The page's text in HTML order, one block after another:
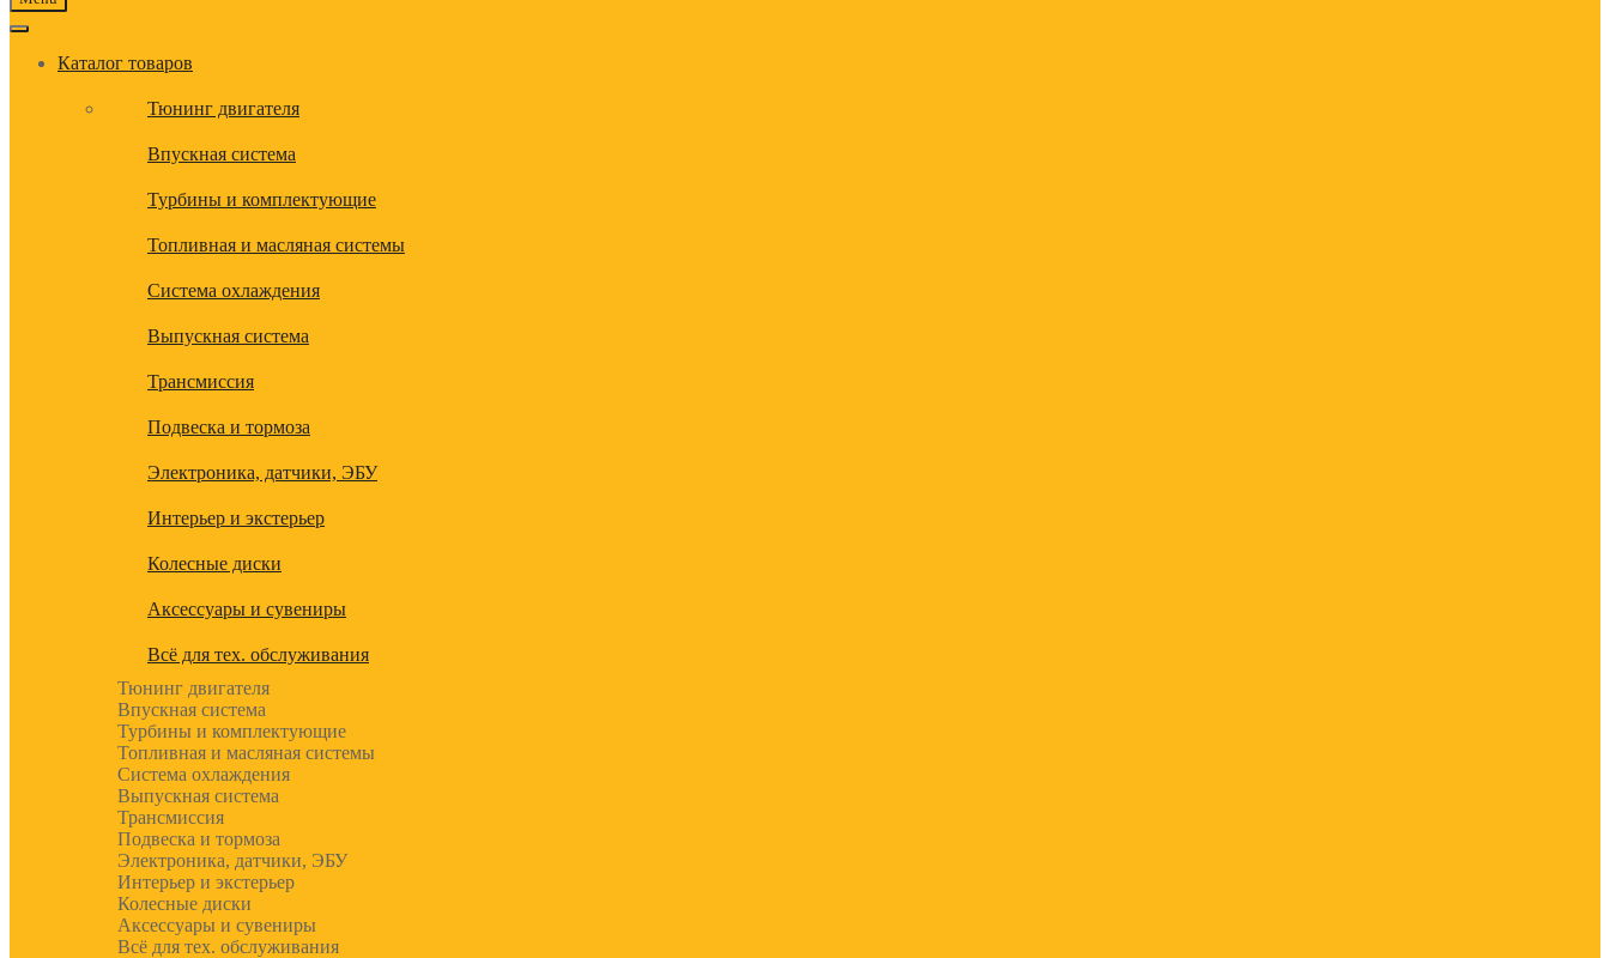
Каталог товаров
Тюнинг двигателя
Впускная система
Турбины и комплектующие
Топливная и масляная системы
Система охлаждения
Выпускная система
Трансмиссия
Подвеска и тормоза
Электроника, датчики, ЭБУ
Интерьер и экстерьер
Колесные диски
Аксессуары и сувениры
Всё для тех. обслуживания
Тюнинг двигателя
Впускная система
Турбины и комплектующие
Топливная и масляная системы
Система охлаждения
Выпускная система
Трансмиссия
Подвеска и тормоза
Электроника, датчики, ЭБУ
Интерьер и экстерьер
Колесные диски
Аксессуары и сувениры
Всё для тех. обслуживания